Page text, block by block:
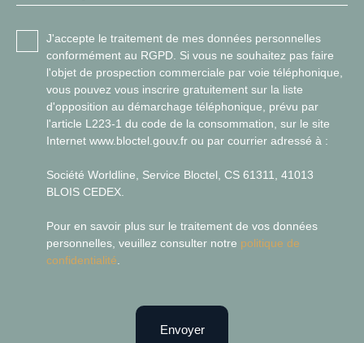
J'accepte le traitement de mes données personnelles
conformément au RGPD. Si vous ne souhaitez pas faire
l'objet de prospection commerciale par voie téléphonique,
vous pouvez vous inscrire gratuitement sur la liste
d'opposition au démarchage téléphonique, prévu par
l'article L223-1 du code de la consommation, sur le site
Internet www.bloctel.gouv.fr ou par courrier adressé à :
Société Worldline, Service Bloctel, CS 61311, 41013
BLOIS CEDEX.
Pour en savoir plus sur le traitement de vos données
personnelles, veuillez consulter notre politique de
confidentialité
Envoyer